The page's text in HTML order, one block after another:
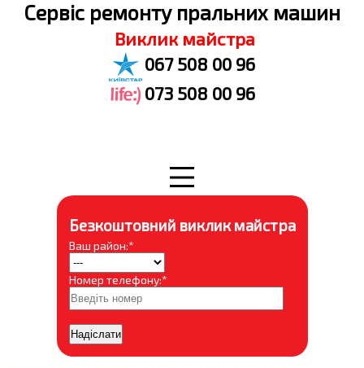
Cервіс ремонту пральних машин
Виклик майстра
067 508 00 96
073 508 00 96
Безкоштовний виклик майстра
Ваш район:*
Номер телефону:*